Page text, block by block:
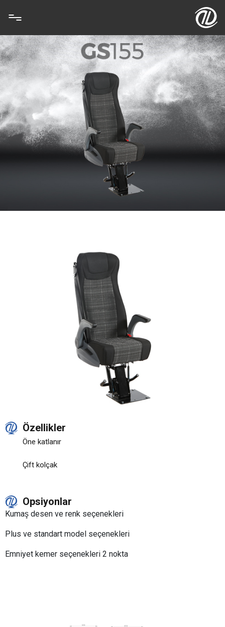
Özellikler
Öne katlanır
Çift kolçak
Opsiyonlar
Kumaş desen ve renk seçenekleri
Plus ve standart model seçenekleri
Emniyet kemer seçenekleri 2 nokta